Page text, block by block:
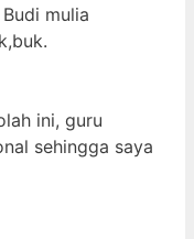
mulia
ini, guru
sehingga saya